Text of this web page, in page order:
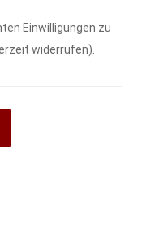
Einwilligungen zu
widerrufen).